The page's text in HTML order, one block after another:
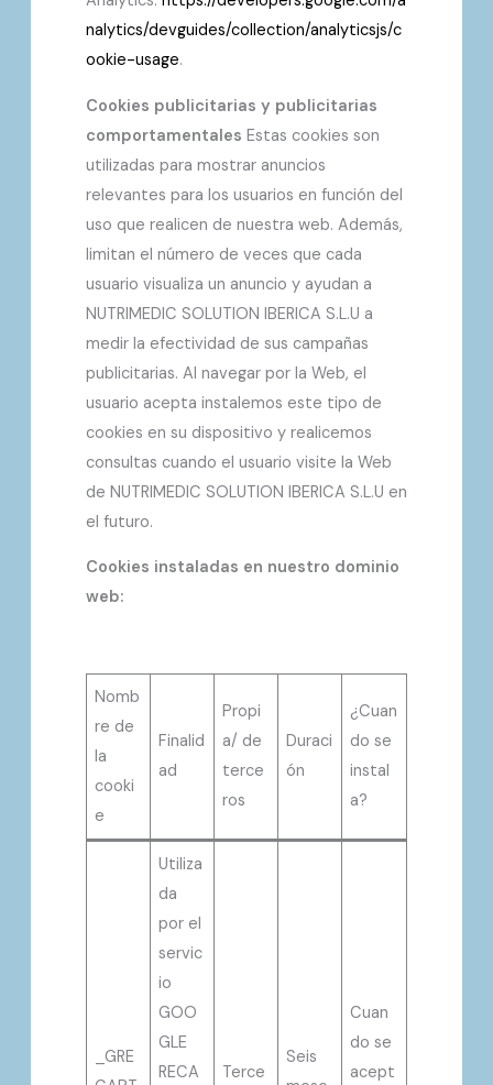
nalytics/devguides/collection/analyticsjs/c
ookie-usage.
Cookies publicitarias y publicitarias
comportamentales Estas cookies son
utilizadas para mostrar anuncios
relevantes para los usuarios en función del
uso que realicen de nuestra web. Además,
limitan el número de veces que cada
usuario visualiza un anuncio y ayudan a
NUTRIMEDIC SOLUTION IBERICA S.L.U a
medir la efectividad de sus campañas
publicitarias. Al navegar por la Web, el
usuario acepta instalemos este tipo de
cookies en su dispositivo y realicemos
consultas cuando el usuario visite la Web
de NUTRIMEDIC SOLUTION IBERICA S.L.U en
el futuro.
Cookies instaladas en nuestro dominio
web:
Nomb
re de
la
cooki
e
Finalid
ad
Propi
a/ de
terce
ros
Duraci
ón
¿Cuan
do se
instal
a?
_GRE
Utiliza
da
por el
servic
io
GOO
GLE
RECA
Terce
Seis
Cuan
do se
acept